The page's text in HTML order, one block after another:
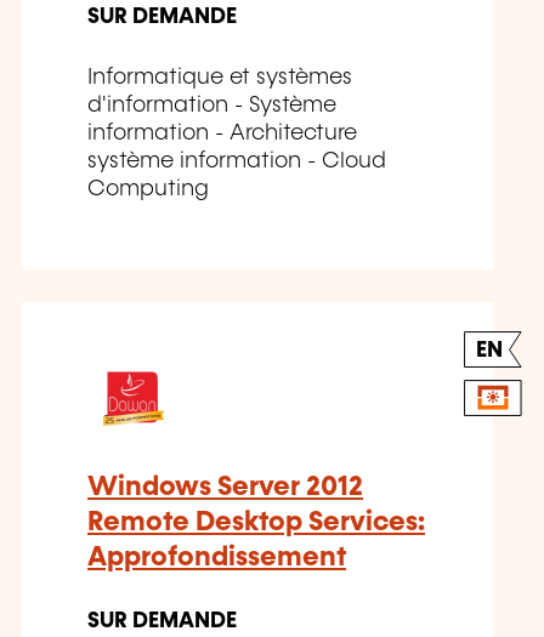
SUR DEMANDE
Informatique et systèmes
d'information - Système
information - Architecture
système information - Cloud
Computing
EN
Windows Server 2012
Remote Desktop Services:
Approfondissement
SUR DEMANDE